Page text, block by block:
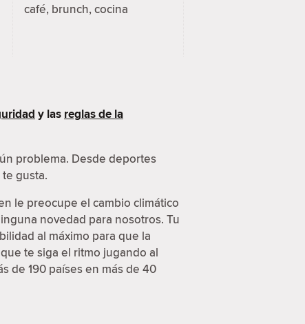
café, brunch, cocina
y las reglas de la
problema. Desde deportes
gusta.
le preocupe el cambio climático
novedad para nosotros. Tu
al máximo para que la
te siga el ritmo jugando al
de 190 países en más de 40